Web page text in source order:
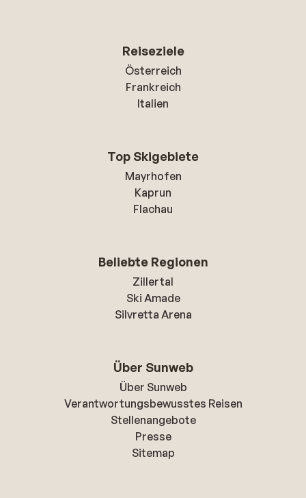
Reiseziele
Österreich
Frankreich
Italien
Top Skigebiete
Mayrhofen
Kaprun
Flachau
Beliebte Regionen
Zillertal
Ski Amade
Silvretta Arena
Über Sunweb
Über Sunweb
Verantwortungsbewusstes Reisen
Stellenangebote
Presse
Sitemap